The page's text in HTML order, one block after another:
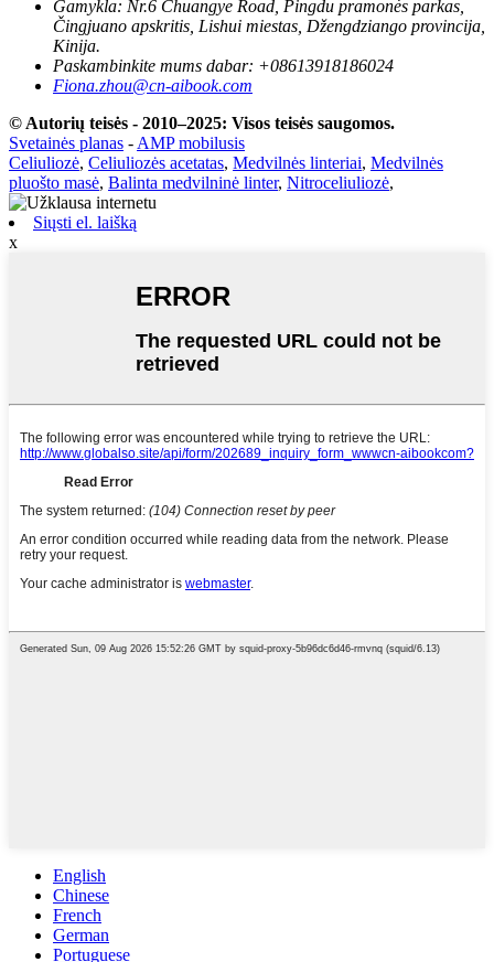
Gamykla: Nr.6 Chuangye Road, Pingdu pramonės parkas,
Čingjuano apskritis, Lishui miestas, Džengdziango provincija,
Kinija.
Paskambinkite mums dabar: +08613918186024
Fiona.zhou@cn-aibook.com
© Autorių teisės - 2010–2025: Visos teisės saugomos.
Svetainės planas - AMP mobilusis
Celiuliozė, Celiuliozės acetatas, Medvilnės linteriai, Medvilnės
pluošto masė, Balinta medvilninė linter, Nitroceliuliozė,
Siųsti el. laišką
x
English
Chinese
French
German
Portuguese